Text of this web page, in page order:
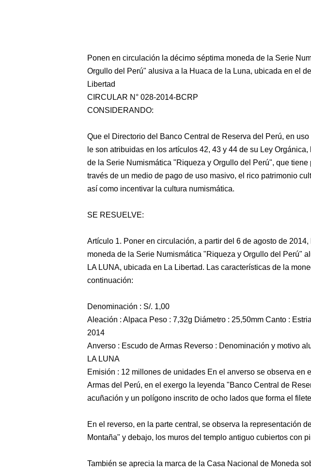
Ponen en circulación la décimo séptima moneda de la Serie
Orgullo del Perú" alusiva a la Huaca de la Luna, ubicada en el
Libertad
CIRCULAR N° 028-2014-BCRP
CONSIDERANDO:
Que el Directorio del Banco Central de Reserva del Perú, en
le son atribuidas en los artículos 42, 43 y 44 de su Ley
de la Serie Numismática "Riqueza y Orgullo del Perú", que tiene
través de un medio de pago de uso masivo, el rico patrimonio
así como incentivar la cultura numismática.
SE RESUELVE:
Artículo 1. Poner en circulación, a partir del 6 de agosto de
moneda de la Serie Numismática "Riqueza y Orgullo del Perú"
LA LUNA, ubicada en La Libertad. Las características de la
continuación:
Denominación : S/. 1,00
Aleación : Alpaca Peso : 7,32g Diámetro : 25,50mm Canto :
2014
Anverso : Escudo de Armas Reverso : Denominación y motivo
LA LUNA
Emisión : 12 millones de unidades En el anverso se observa en
Armas del Perú, en el exergo la leyenda "Banco Central de
acuñación y un polígono inscrito de ocho lados que forma el
En el reverso, en la parte central, se observa la representación
Montaña" y debajo, los muros del templo antiguo cubiertos con
También se aprecia la marca de la Casa Nacional de Moneda